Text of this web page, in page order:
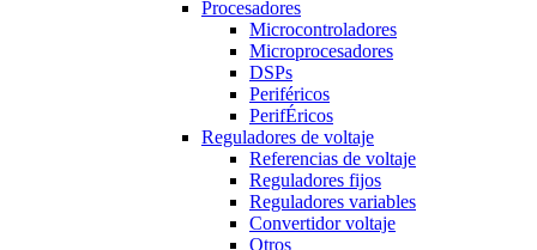
Procesadores
Microcontroladores
Microprocesadores
DSPs
Periféricos
PerifÉricos
Reguladores de voltaje
Referencias de voltaje
Reguladores fijos
Reguladores variables
Convertidor voltaje
Otros